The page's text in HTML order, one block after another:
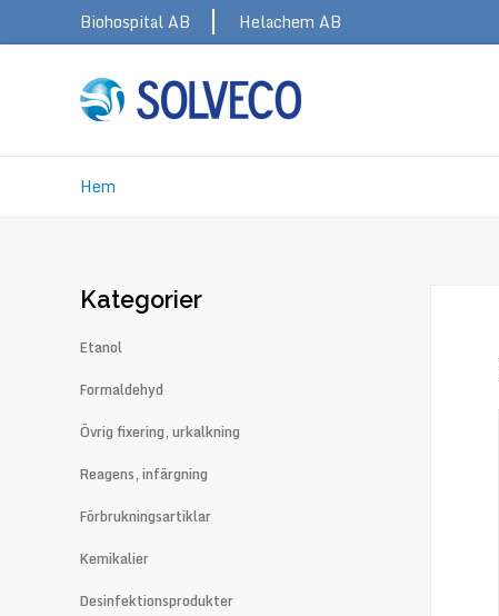
Topbar
Biohospital AB Helachem AB
Länkstig
Hem
Kategorier
Etanol
Formaldehyd
Övrig fixering, urkalkning
Reagens, infärgning
Förbrukningsartiklar
Kemikalier
Desinfektionsprodukter